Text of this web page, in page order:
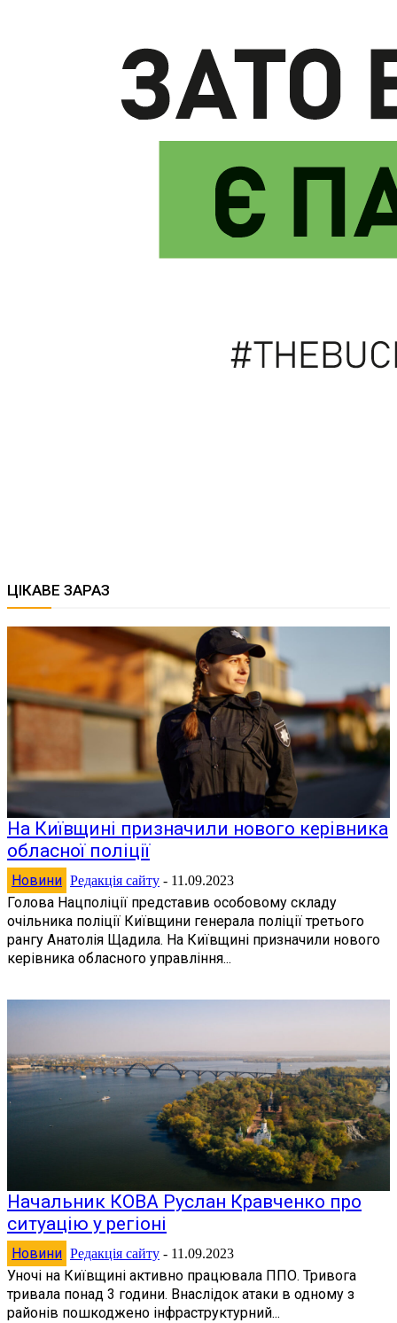
ЦІКАВЕ ЗАРАЗ
На Київщині призначили нового керівника
обласної поліції
Новини Редакція сайту - 11.09.2023
Голова Нацполіції представив особовому складу
очільника поліції Київщини генерала поліції третього
рангу Анатолія Щадила. На Київщині призначили нового
керівника обласного управління...
Начальник КОВА Руслан Кравченко про
ситуацію у регіоні
Новини Редакція сайту - 11.09.2023
Уночі на Київщині активно працювала ППО. Тривога
тривала понад 3 години. Внаслідок атаки в одному з
районів пошкоджено інфраструктурний...